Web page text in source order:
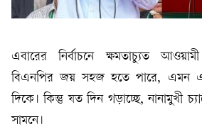
এবারের নির্বাচনে ক্ষমতাচ্যুত
বিএনপির জয় সহজ হতে পারে, এমন
দিকে। কিন্তু যত দিন গড়াচ্ছে, নানামুখী
সামনে।